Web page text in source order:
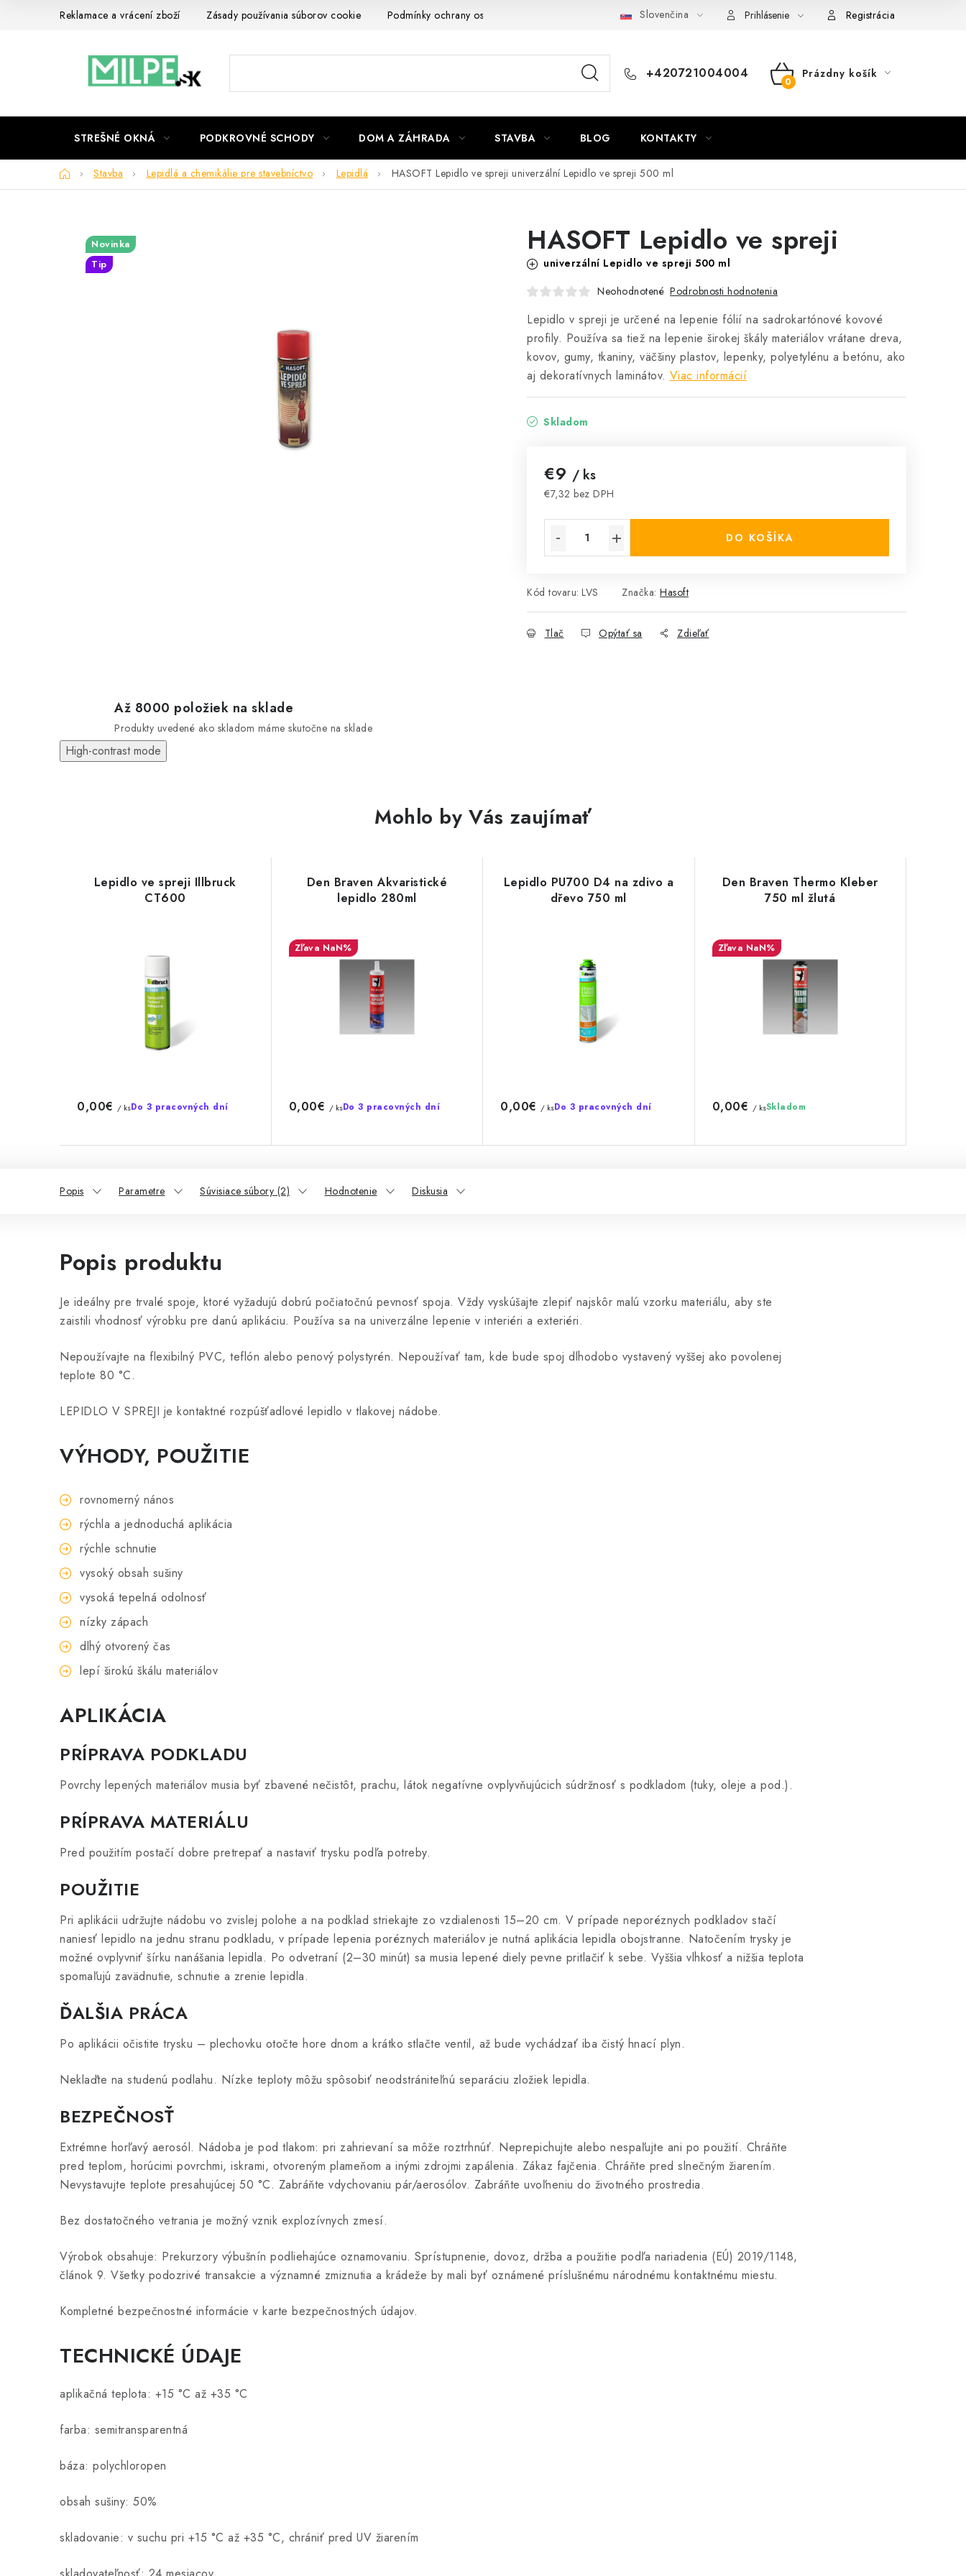
Reklamace a vrácení zboží Zásady používania súborov cookie Podmínky ochrany osobních údajů Obchodní podmínky Mapa webu Milpe.sk
Slovenčina Prihlásenie Registrácia
+420721004004
NÁKUPNÝ
Prázdny košík
STREŠNÉ OKNÁ PODKROVNÉ SCHODY DOM A ZÁHRADA STAVBA BLOG KONTAKTY
DomovStavba Lepidlá a chemikálie pre stavebníctvo Lepidlá HASOFT Lepidlo ve spreji univerzální Lepidlo ve spreji 500 ml
HASOFT Lepidlo ve spreji
univerzální Lepidlo ve spreji 500 ml
Neohodnotené Podrobnosti hodnotenia
Lepidlo v spreji je určené na lepenie fólií na sadrokartónové kovové
profily. Používa sa tiež na lepenie širokej škály materiálov vrátane dreva,
kovov, gumy, tkaniny, väčšiny plastov, lepenky, polyetylénu a betónu, ako
aj dekoratívnych laminátov. Viac informácií
Skladom
€9 / ks
€7,32 bez DPH
DO KOŠÍKA
Kód tovaru: LVS Značka: Hasoft
Tlač Opýtať sa Zdieľať
Novinka
Tip
Až 8000 položiek na sklade
Produkty uvedené ako skladom máme skutočne na sklade
High-contrast mode
Mohlo by Vás zaujímať
Lepidlo ve spreji Illbruck
CT600
0,00€ / ksDo 3 pracovných dní
Den Braven Akvaristické
lepidlo 280ml
NaN%
0,00€ / ksDo 3 pracovných dní
Lepidlo PU700 D4 na zdivo a
dřevo 750 ml
0,00€ / ksDo 3 pracovných dní
Den Braven Thermo Kleber
750 ml žlutá
NaN%
0,00€ / ksSkladom
Popis Parametre Súvisiace súbory (2) Hodnotenie Diskusia
Popis produktu
Je ideálny pre trvalé spoje, ktoré vyžadujú dobrú počiatočnú pevnosť spoja. Vždy vyskúšajte zlepiť najskôr malú vzorku materiálu, aby ste
zaistili vhodnosť výrobku pre danú aplikáciu. Používa sa na univerzálne lepenie v interiéri a exteriéri.
Nepoužívajte na flexibilný PVC, teflón alebo penový polystyrén. Nepoužívať tam, kde bude spoj dlhodobo vystavený vyššej ako povolenej
teplote 80 °C.
LEPIDLO V SPREJI je kontaktné rozpúšťadlové lepidlo v tlakovej nádobe.
VÝHODY, POUŽITIE
rovnomerný nános
rýchla a jednoduchá aplikácia
rýchle schnutie
vysoký obsah sušiny
vysoká tepelná odolnosť
nízky zápach
dlhý otvorený čas
lepí širokú škálu materiálov
APLIKÁCIA
PRÍPRAVA PODKLADU
Povrchy lepených materiálov musia byť zbavené nečistôt, prachu, látok negatívne ovplyvňujúcich súdržnosť s podkladom (tuky, oleje a pod.).
PRÍPRAVA MATERIÁLU
Pred použitím postačí dobre pretrepať a nastaviť trysku podľa potreby.
POUŽITIE
Pri aplikácii udržujte nádobu vo zvislej polohe a na podklad striekajte zo vzdialenosti 15–20 cm. V prípade neporéznych podkladov stačí
naniesť lepidlo na jednu stranu podkladu, v prípade lepenia poréznych materiálov je nutná aplikácia lepidla obojstranne. Natočením trysky je
možné ovplyvniť šírku nanášania lepidla. Po odvetraní (2–30 minút) sa musia lepené diely pevne pritlačiť k sebe. Vyššia vlhkosť a nižšia teplota
spomaľujú zavädnutie, schnutie a zrenie lepidla.
ĎALŠIA PRÁCA
Po aplikácii očistite trysku – plechovku otočte hore dnom a krátko stlačte ventil, až bude vychádzať iba čistý hnací plyn.
Neklaďte na studenú podlahu. Nízke teploty môžu spôsobiť neodstrániteľnú separáciu zložiek lepidla.
BEZPEČNOSŤ
Extrémne horľavý aerosól. Nádoba je pod tlakom: pri zahrievaní sa môže roztrhnúť. Neprepichujte alebo nespaľujte ani po použití. Chráňte
pred teplom, horúcimi povrchmi, iskrami, otvoreným plameňom a inými zdrojmi zapálenia. Zákaz fajčenia. Chráňte pred slnečným žiarením.
Nevystavujte teplote presahujúcej 50 °C. Zabráňte vdychovaniu pár/aerosólov. Zabráňte uvoľneniu do životného prostredia.
Bez dostatočného vetrania je možný vznik explozívnych zmesí.
Výrobok obsahuje: Prekurzory výbušnín podliehajúce oznamovaniu. Sprístupnenie, dovoz, držba a použitie podľa nariadenia (EÚ) 2019/1148,
článok 9. Všetky podozrivé transakcie a významné zmiznutia a krádeže by mali byť oznámené príslušnému národnému kontaktnému miestu.
Kompletné bezpečnostné informácie v karte bezpečnostných údajov.
TECHNICKÉ ÚDAJE
aplikačná teplota: +15 °C až +35 °C
farba: semitransparentná
báza: polychloropen
obsah sušiny: 50%
skladovanie: v suchu pri +15 °C až +35 °C, chrániť pred UV žiarením